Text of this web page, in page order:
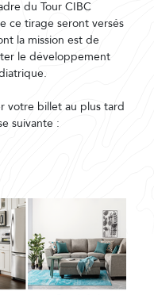
du Tour CIBC
ce tirage seront versés
la mission est de
le développement
votre billet au plus tard
suivante :